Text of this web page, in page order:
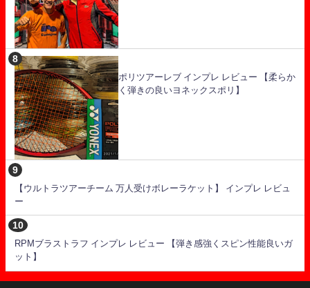
ポリツアーレブ インプレ レビュー 【柔らか
く弾きの良いヨネックスポリ】
【ウルトラツアーチーム 万人受けボレーラケット】 インプレ レビュ
ー
RPMブラストラフ インプレ レビュー 【弾き感強くスピン性能良いガ
ット】